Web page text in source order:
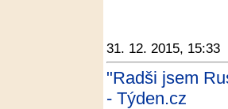
31. 12. 2015, 15:33
"Radši jsem
- Týden.cz